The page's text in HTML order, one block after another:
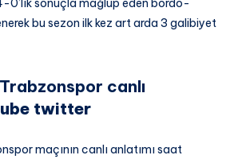
0’lık sonuçla mağlup eden bordo-
bu sezon ilk kez art arda 3 galibiyet
canlı
twitter
maçının canlı anlatımı saat